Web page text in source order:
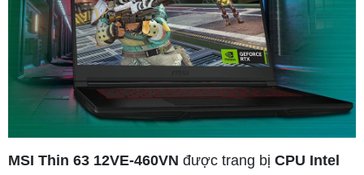
MSI Thin 63 12VE-460VN được trang bị CPU Intel